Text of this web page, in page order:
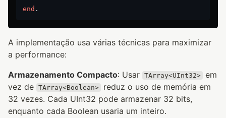
end
A implementação usa várias técnicas para maximizar
a performance:
Armazenamento Compacto: Usar TArray<UInt32>
em
vez de TArray<Boolean>
reduz o uso de memória em
32 vezes. Cada UInt32 pode armazenar 32 bits,
enquanto cada Boolean usaria um inteiro.